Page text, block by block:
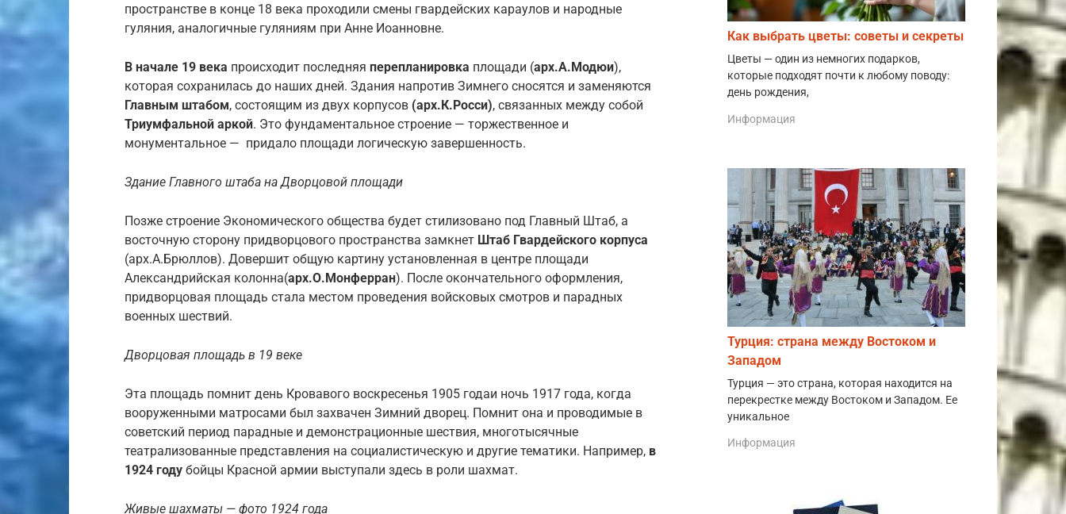
пространстве в конце 18 века проходили смены гвардейских караулов и народные
гуляния, аналогичные гуляниям при Анне Иоанновне.
В начале 19 века происходит последняя перепланировка площади (арх.А.Модюи),
которая сохранилась до наших дней. Здания напротив Зимнего сносятся и заменяются
Главным штабом, состоящим из двух корпусов (арх.К.Росси), связанных между собой
Триумфальной аркой. Это фундаментальное строение — торжественное и
монументальное — придало площади логическую завершенность.
Здание Главного штаба на Дворцовой площади
Позже строение Экономического общества будет стилизовано под Главный Штаб, а
восточную сторону придворцового пространства замкнет Штаб Гвардейского корпуса
(арх.А.Брюллов). Довершит общую картину установленная в центре площади
Александрийская колонна(арх.О.Монферран). После окончательного оформления,
придворцовая площадь стала местом проведения войсковых смотров и парадных
военных шествий.
Дворцовая площадь в 19 веке
Эта площадь помнит день Кровавого воскресенья 1905 годаи ночь 1917 года, когда
вооруженными матросами был захвачен Зимний дворец. Помнит она и проводимые в
советский период парадные и демонстрационные шествия, многотысячные
театрализованные представления на социалистическую и другие тематики. Например, в
1924 году бойцы Красной армии выступали здесь в роли шахмат.
Живые шахматы — фото 1924 года
Как выбрать цветы: советы и секреты
Цветы — один из немногих подарков,
которые подходят почти к любому поводу:
день рождения,
Информация
Турция: страна между Востоком и
Западом
Турция — это страна, которая находится на
перекрестке между Востоком и Западом. Ее
уникальное
Информация